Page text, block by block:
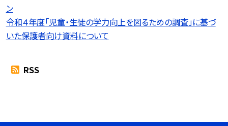
ン
令和４年度「児童・生徒の学力向上を図るための調査」に基づ
いた保護者向け資料について
RSS